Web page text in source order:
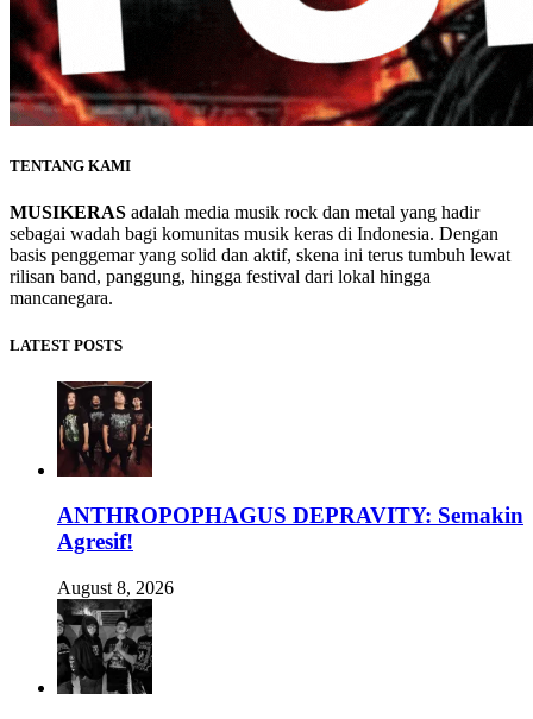
TENTANG KAMI
MUSIKERAS adalah media musik rock dan metal yang hadir
sebagai wadah bagi komunitas musik keras di Indonesia. Dengan
basis penggemar yang solid dan aktif, skena ini terus tumbuh lewat
rilisan band, panggung, hingga festival dari lokal hingga
mancanegara.
LATEST POSTS
ANTHROPOPHAGUS DEPRAVITY: Semakin
Agresif!
August 8, 2026